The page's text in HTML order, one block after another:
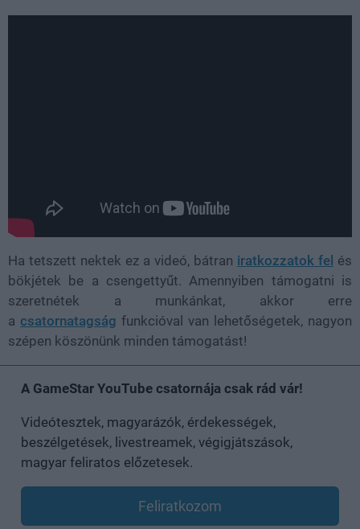
Ha tetszett nektek ez a videó, bátran iratkozzatok fel és
bökjétek be a csengettyűt. Amennyiben támogatni is
szeretnétek a munkánkat, akkor erre
a csatornatagság funkcióval van lehetőségetek, nagyon
szépen köszönünk minden támogatást!
A GameStar YouTube csatornája csak rád vár!
Videótesztek, magyarázók, érdekességek,
beszélgetések, livestreamek, végigjátszások,
magyar feliratos előzetesek.
Feliratkozom